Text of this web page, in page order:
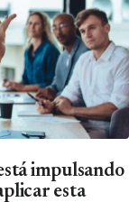
impulsando
esta